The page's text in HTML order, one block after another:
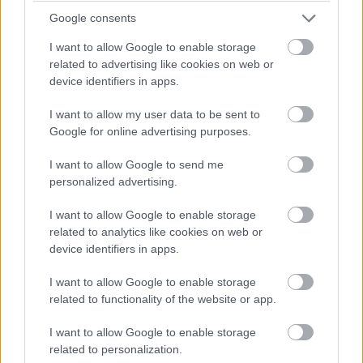
Google consents
I want to allow Google to enable storage
related to advertising like cookies on web or
device identifiers in apps.
I want to allow my user data to be sent to
Google for online advertising purposes.
I want to allow Google to send me
personalized advertising.
I want to allow Google to enable storage
related to analytics like cookies on web or
device identifiers in apps.
I want to allow Google to enable storage
related to functionality of the website or app.
I want to allow Google to enable storage
related to personalization.
Több mint egy tucat alkalmazás
jelenthet veszélyt rád – a Play
Áruházból is letölthetted őket
Kedvencekhez
Ha ezek bármelyikét telepítetted, mihamarabb
Alapvető szabály, hogy semmilyen applikációt nem